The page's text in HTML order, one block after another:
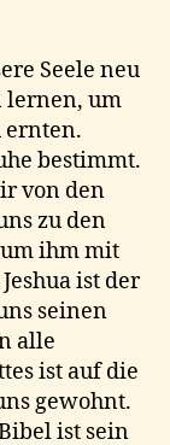
Seele neu
lernen, um
ernten.
bestimmt.
von den
zu den
um ihm mit
ist der
seinen
alle
ist auf die
gewohnt.
ist sein